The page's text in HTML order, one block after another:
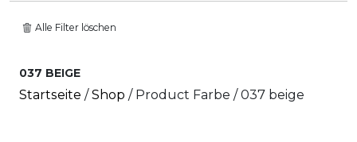
Alle Filter löschen
037 BEIGE
Startseite /Shop / Product Farbe / 037 beige